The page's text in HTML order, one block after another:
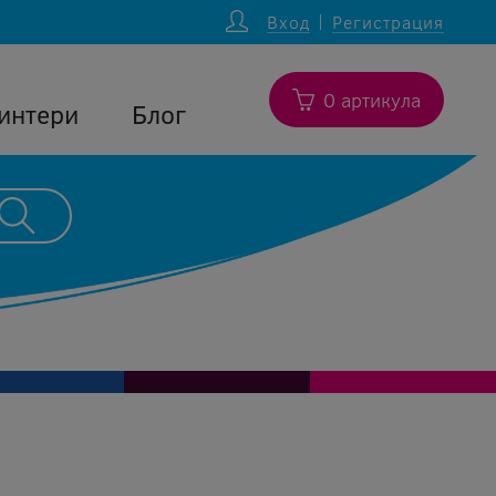
Вход Регистрация
Блог 0 артикула